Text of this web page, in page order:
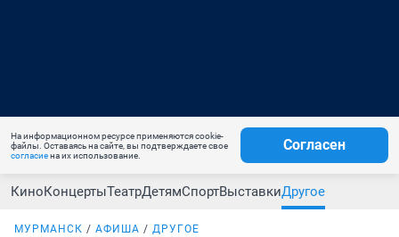
На информационном ресурсе применяются cookie-
файлы. Оставаясь на сайте, вы подтверждаете свое
согласиена их использование.
Согласен
КиноКонцертыТеатрДетямСпортВыставкиДругое
МУРМАНСК АФИША ДРУГОЕ